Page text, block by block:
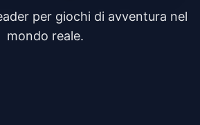
per giochi di avventura nel
mondo reale.